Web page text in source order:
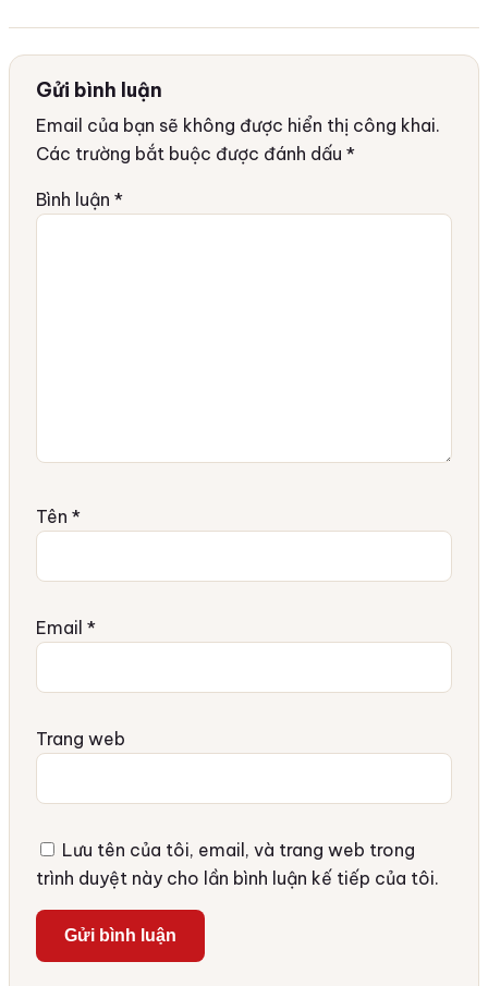
Gửi bình luận
Email của bạn sẽ không được hiển thị công khai.
Các trường bắt buộc được đánh dấu *
Bình luận *
Tên *
Email *
Trang web
Lưu tên của tôi, email, và trang web trong
trình duyệt này cho lần bình luận kế tiếp của tôi.